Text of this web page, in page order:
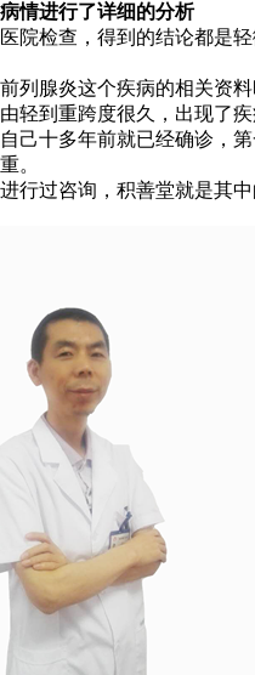
情进行了详细的分析
院检查，得到的结论都是
列腺炎这个疾病的相关资
轻到重跨度很久，出现了
己十多年前就已经确诊，
。
行过咨询，积善堂就是其中